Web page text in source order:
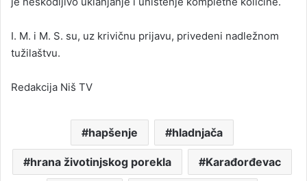
I. M. i M. S. su, uz krivičnu prijavu, privedeni nadležnom
tužilaštvu.
Redakcija Niš TV
hapšenje hladnjača
hrana životinjskog porekla Karađorđevac